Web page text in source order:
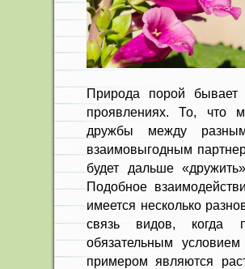
Природа порой
проявлениях. То, что
дружбы между
взаимовыгодным
будет дальше
Подобное
имеется несколько
связь видов, когда
обязательным
примером являются